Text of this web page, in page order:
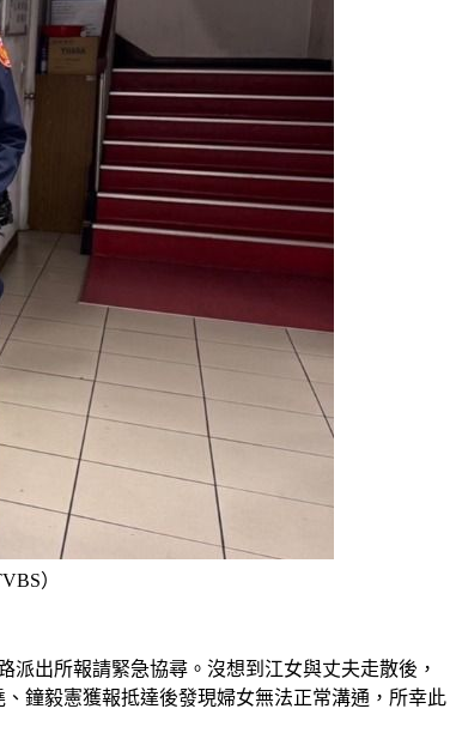
）
出所報請緊急協尋。沒想到江女與丈夫走散後，
鐘毅憲獲報抵達後發現婦女無法正常溝通，所幸此